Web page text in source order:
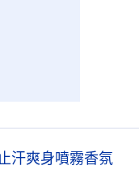
汗爽身噴霧香氛